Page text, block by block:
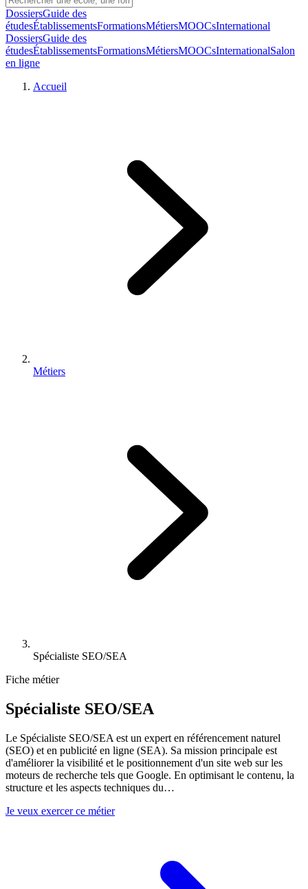
DossiersGuide des
étudesÉtablissementsFormationsMétiersMOOCsInternational
DossiersGuide des
étudesÉtablissementsFormationsMétiersMOOCsInternationalSalon
en ligne
Accueil
Métiers
Spécialiste SEO/SEA
Fiche métier
Spécialiste SEO/SEA
Le Spécialiste SEO/SEA est un expert en référencement naturel
(SEO) et en publicité en ligne (SEA). Sa mission principale est
d'améliorer la visibilité et le positionnement d'un site web sur les
moteurs de recherche tels que Google. En optimisant le contenu, la
structure et les aspects techniques du…
Je veux exercer ce métier